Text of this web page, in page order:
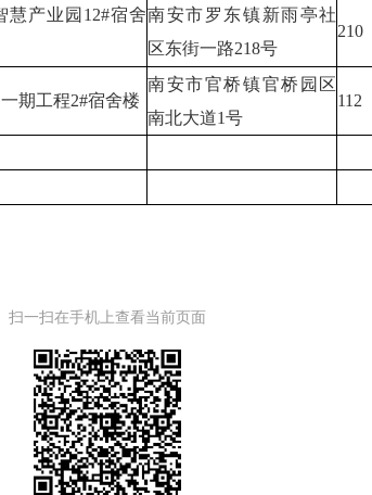
慧产业园12#宿舍南安市罗东镇新雨亭社
区东街一路218号
210
期工程2#宿舍楼
南安市官桥镇官桥园区
南北大道1号
112
扫一扫在手机上查看当前页面